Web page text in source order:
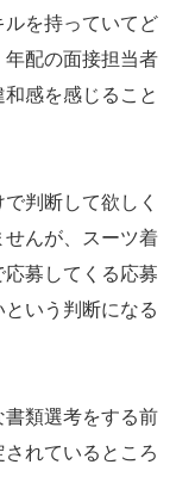
を持っていてど
年配の面接担当者
感を感じること
判断して欲しく
んが、スーツ着
募してくる応募
いう判断になる
類選考をする前
れているところ